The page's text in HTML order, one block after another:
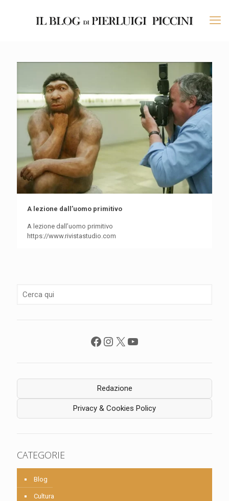
A lezione dall’uomo primitivo
A lezione dall’uomo primitivo
https://www.rivistastudio.com
Facebook
Instagram
X YouTube
Redazione
Privacy & Cookies Policy
CATEGORIE
Blog
Cultura